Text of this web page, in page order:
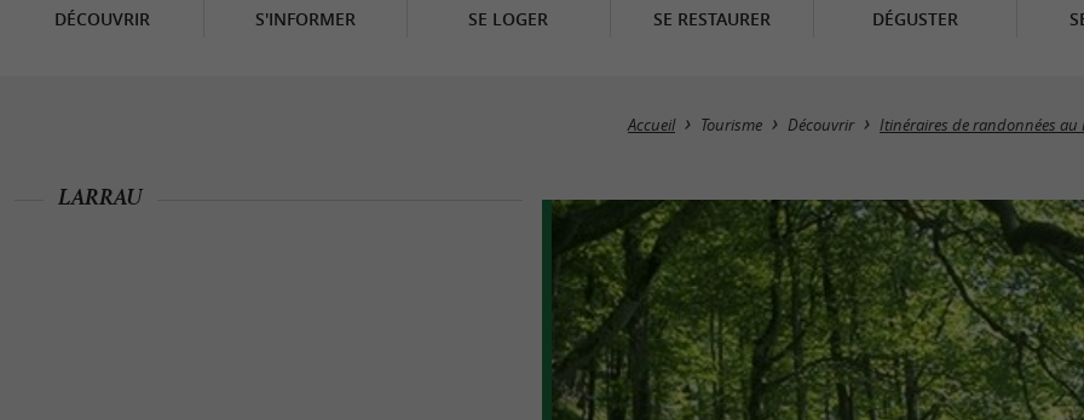
DÉCOUVRIR S'INFORMER SE LOGER SE RESTAURER DÉGUSTER
Accueil Tourisme Découvrir Itinéraires de randonnées au
LARRAU